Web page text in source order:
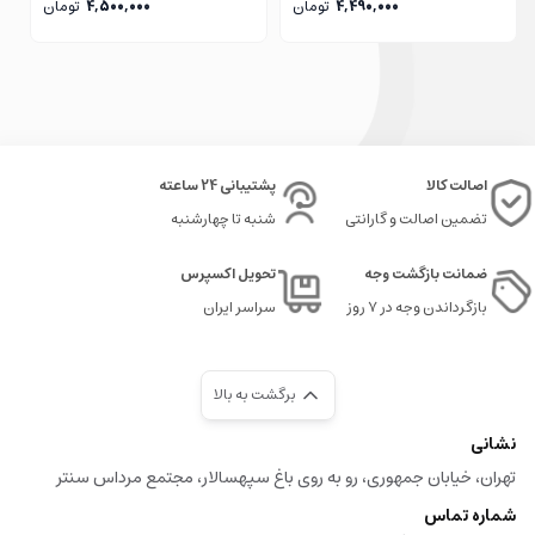
4,490,000 تومان 4,500,000 تومان
اصالت کالا
تضمین اصالت و گارانتی
پشتیبانی 24 ساعته
شنبه تا چهارشنبه
ضمانت بازگشت وجه
بازگرداندن وجه در ۷ روز
تحویل اکسپرس
سراسر ایران
برگشت به بالا
نشانی
تهران، خیابان جمهوری، رو به روی باغ سپهسالار، مجتمع مرداس سنتر
شماره تماس